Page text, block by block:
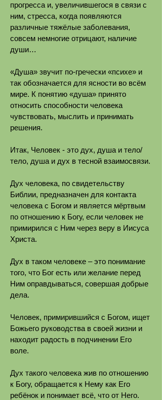
прогресса и, увеличившегося в связи с
ним, стресса, когда появляются
различные тяжёлые заболевания,
совсем немногие отрицают, наличие
души…
«Душа» звучит по-гречески «психе» и
так обозначается для ясности во всём
мире. К понятию «душа» принято
относить способности человека
чувствовать, мыслить и принимать
решения.
Итак, Человек - это дух, душа и тело/
тело, душа и дух в тесной взаимосвязи.
Дух человека, по свидетельству
Библии, предназначен для контакта
человека с Богом и является мёртвым
по отношению к Богу, если человек не
примирился с Ним через веру в Иисуса
Христа.
Дух в таком человеке – это понимание
того, что Бог есть или желание перед
Ним оправдываться, совершая добрые
дела.
Человек, примирившийся с Богом, ищет
Божьего руководства в своей жизни и
находит радость в подчинении Его
воле.
Дух такого человека жив по отношению
к Богу, обращается к Нему как Его
ребёнок и понимает всё, что от Него.